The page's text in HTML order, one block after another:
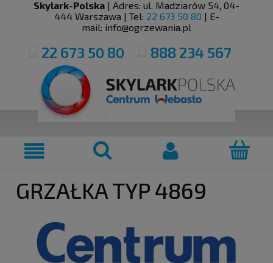
Skylark-Polska | Adres: ul. Madziarów 54, 04-
444 Warszawa | Tel: 22 673 50 80 | E-
mail: info@ogrzewania.pl
22 673 50 80 888 234 567
GRZAŁKA TYP 4869